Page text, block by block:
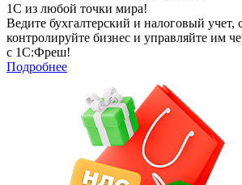
1С из любой точки мира!
Ведите бухгалтерский и налоговый учет,
контролируйте бизнес и управляйте им
с 1С:Фреш!
Подробнее